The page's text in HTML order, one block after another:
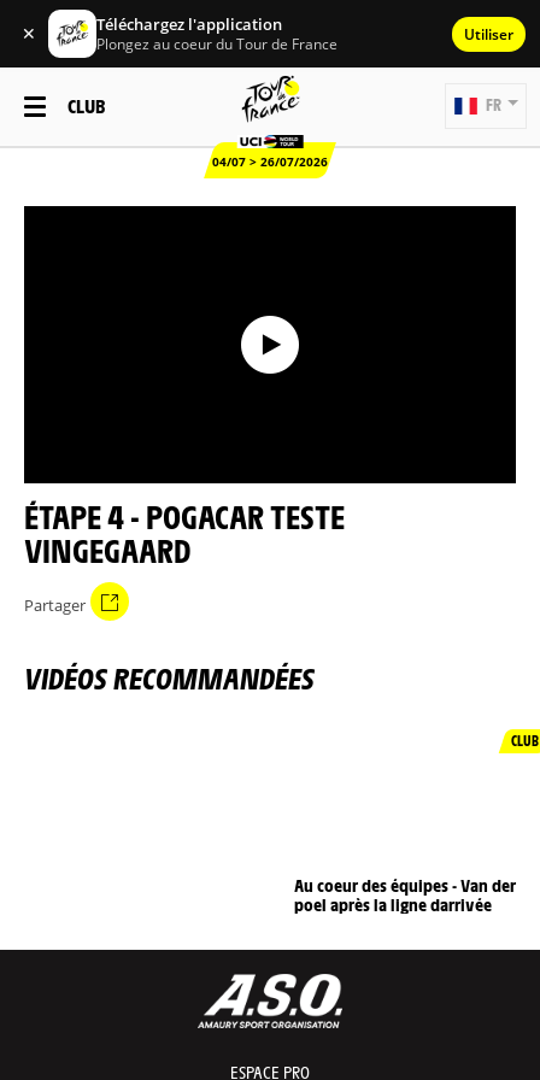
✕ Téléchargez l'application
Plongez au coeur du Tour de France Utiliser
CLUB
04/07 > 26/07/2026
FR
ÉTAPE 4 - POGACAR TESTE
VINGEGAARD
Partager
VIDÉOS RECOMMANDÉES
CLUB
Au coeur des équipes - Van der
poel après la ligne darrivée
ESPACE PRO